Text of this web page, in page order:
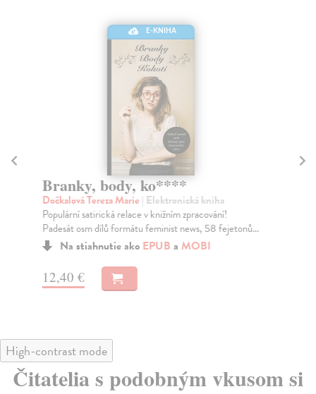
E-KNIHA
Branky, body, ko****
Dočkalová Tereza Marie | Elektronická kniha
Populární satirická relace v knižním zpracování!
Padesát osm dílů formátu feminist news, 58 fejetonů...
Na stiahnutie ako EPUB a MOBI
12,40 €
High-contrast mode
Čitatelia s podobným vkusom si